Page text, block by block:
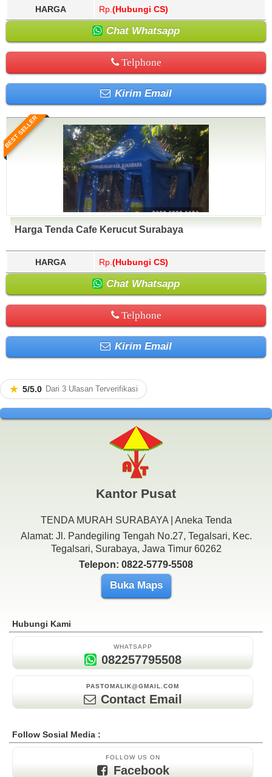
HARGA Rp. (Hubungi CS)
Chat Whatsapp
Telphone
Kirim Email
BEST SELLER
Harga Tenda Cafe Kerucut Surabaya
HARGA Rp. (Hubungi CS)
Chat Whatsapp
Telphone
Kirim Email
★ 5/5.0 Dari 3 Ulasan Terverifikasi
Kantor Pusat
TENDA MURAH SURABAYA | Aneka Tenda
Alamat: Jl. Pandegiling Tengah No.27, Tegalsari, Kec.
Tegalsari, Surabaya, Jawa Timur 60262
Telepon: 0822-5779-5508
Buka Maps
Hubungi Kami
WHATSAPP
082257795508
PASTOMALIK@GMAIL.COM
Contact Email
Follow Sosial Media :
FOLLOW US ON
Facebook